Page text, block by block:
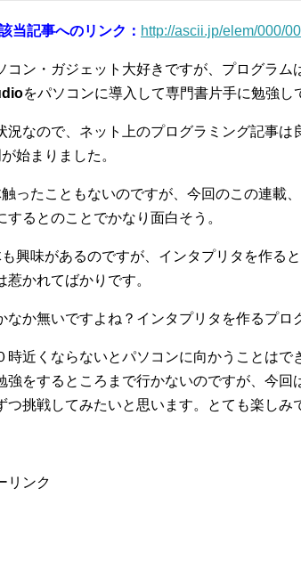
当記事へのリンク： http://ascii.jp/elem/000/
ン・ガジェット大好きですが、プログラム
をパソコンに導入して専門書片手に勉強し
況なので、ネット上のプログラミング記事は
始まりました。
ったこともないのですが、今回のこの連載、
するとのことでかなり面白そう。
も興味があるのですが、インタプリタを作る
惹かれてばかりです。
なか無いですよね？インタプリタを作るプロ
時近くならないとパソコンに向かうことはで
強をするところまで行かないのですが、今回
つ挑戦してみたいと思います。とても楽しみ
リンク